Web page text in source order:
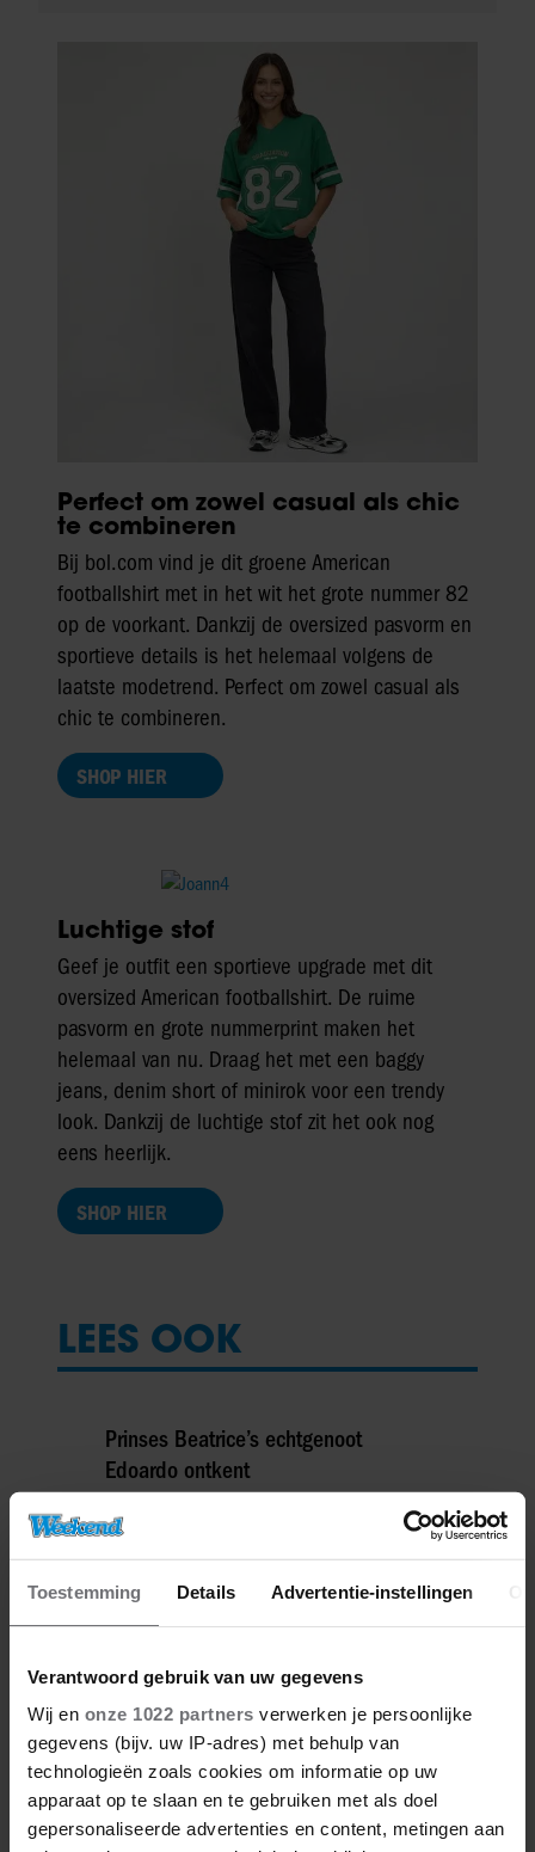
Toestemming Details Advertentie-instellingen
Verantwoord gebruik van uw gegevens
Wij en onze 1022 partners verwerken je persoonlijke
gegevens (bijv. uw IP-adres) met behulp van
technologieën zoals cookies om informatie op uw
apparaat op te slaan en te gebruiken met als doel
gepersonaliseerde advertenties en content, metingen aan
Perfect om zowel casual als chic
te combineren
Bij bol.com vind je dit groene American
footballshirt met in het wit het grote nummer 82
op de voorkant. Dankzij de oversized pasvorm en
sportieve details is het helemaal volgens de
laatste modetrend. Perfect om zowel casual als
chic te combineren.
SHOP HIER
Luchtige stof
Geef je outfit een sportieve upgrade met dit
oversized American footballshirt. De ruime
pasvorm en grote nummerprint maken het
helemaal van nu. Draag het met een baggy
jeans, denim short of minirok voor een trendy
look. Dankzij de luchtige stof zit het ook nog
eens heerlijk.
SHOP HIER
LEES OOK
Prinses Beatrice’s echtgenoot
Edoardo ontkent
huwelijksproblemen
Jurre Geluk heeft nieuwe liefde na
verbroken verloving
Voormalig prins Andrew werd
achtervolgd door vermeende stalker
met bivakmuts